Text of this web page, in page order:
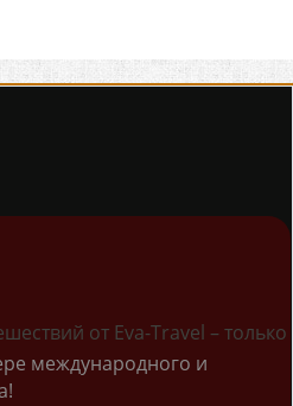
от Eva-Travel – только
международного и